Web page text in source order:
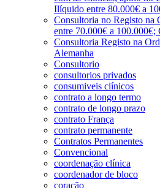
Ilíquido entre 80.000€ a
Consultoria no Registo na
entre 70.000€ a 100.000€;
Consultoria Registo na
Alemanha
Consultorio
consultorios privados
consumiveis clínicos
contrato a longo termo
contrato de longo prazo
contrato França
contrato permanente
Contratos Permanentes
Convencional
coordenação clínica
coordenador de bloco
coração